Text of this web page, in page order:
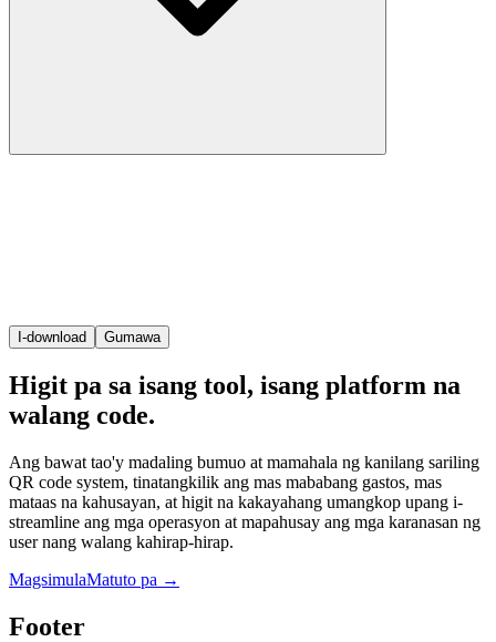
I-download Gumawa
Higit pa sa isang tool, isang platform na
walang code.
Ang bawat tao'y madaling bumuo at mamahala ng kanilang sariling
QR code system, tinatangkilik ang mas mababang gastos, mas
mataas na kahusayan, at higit na kakayahang umangkop upang i-
streamline ang mga operasyon at mapahusay ang mga karanasan ng
user nang walang kahirap-hirap.
MagsimulaMatuto pa →
Footer